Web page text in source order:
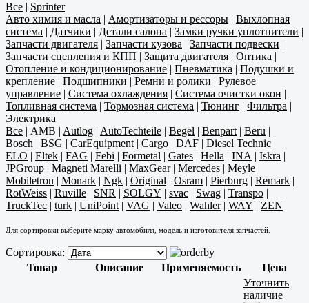
Все | Sprinter
Авто химия и масла | Амортизаторы и рессоры | Выхлопная
система | Датчики | Детали салона | Замки ручки уплотнители |
Запчасти двигателя | Запчасти кузова | Запчасти подвески |
Запчасти сцепления и КПП | Защита двигателя | Оптика |
Отопление и кондиционирование | Пневматика | Подушки и
крепление | Подшипники | Ремни и ролики | Рулевое
управление | Система охлаждения | Система очистки окон |
Топливная система | Тормозная система | Тюнинг | Фильтра |
Электрика
Все | AMB | Autlog | AutoTechteile | Begel | Benpart | Beru |
Bosch | BSG | CarEquipment | Cargo | DAF | Diesel Technic |
ELO | Eltek | FAG | Febi | Formetal | Gates | Hella | INA | Iskra |
JPGroup | Magneti Marelli | MaxGear| Mercedes | Meyle |
Mobiletron | Monark | Ngk | Original | Osram | Pierburg | Remark |
RotWeiss | Ruville | SNR | SOLGY | svac | Swag | Transpo |
TruckTec | turk | UniPoint | VAG | Valeo | Wahler| WAY | ZEN
Для сортировки выберите марку автомобиля, модель и изготовителя запчастей.
Сортировка:
Товар
Описание Применяемость Цена
Уточнить
наличие